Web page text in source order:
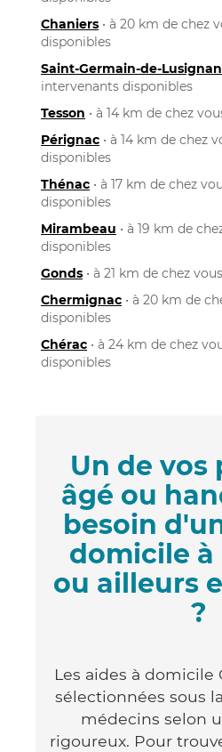
Chaniers • à 20 km de chez
disponibles
Saint-Germain-de-Lusignan
intervenants disponibles
Tesson • à 14 km de chez
Pérignac • à 14 km de chez
disponibles
Thénac • à 17 km de chez
disponibles
Mirambeau • à 19 km de
disponibles
Gonds • à 21 km de chez
Chermignac • à 20 km de
disponibles
Chérac • à 24 km de chez
disponibles
Un de vos
âgé ou
besoin
domicile
ou ailleurs
?
Les aides à domicile
sélectionnées sous
médecins selon
rigoureux. Pour